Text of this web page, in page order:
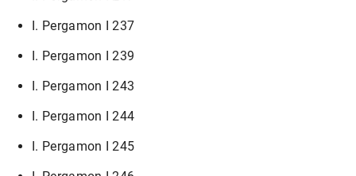
I. Pergamon I 237
I. Pergamon I 239
I. Pergamon I 243
I. Pergamon I 244
I. Pergamon I 245